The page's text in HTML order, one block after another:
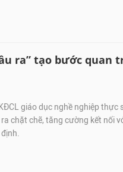
ra” tạo bước quan
giáo dục nghề nghiệp thực
chặt chẽ, tăng cường kết nối